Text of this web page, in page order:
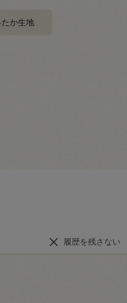
か生地
履歴を残さない